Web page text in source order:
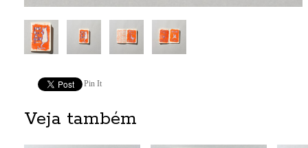
Pin It
Veja também